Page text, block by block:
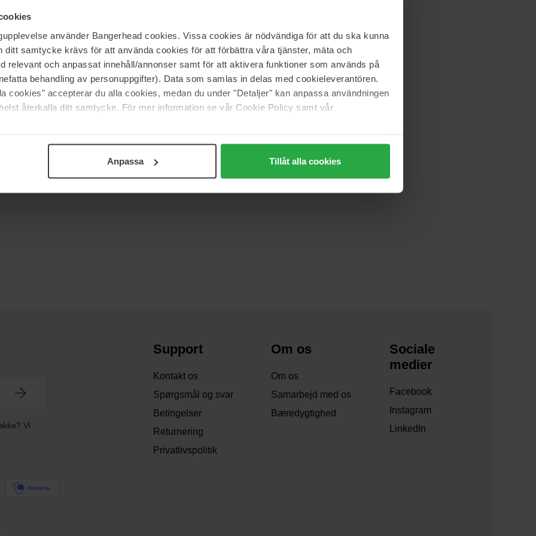
använder Bangerhead cookies. Vissa cookies är nödvändiga för att du ska kunna
ditt samtycke krävs för att använda cookies för att förbättra våra tjänster, mäta och
relevant och anpassat innehåll/annonser samt för att aktivera funktioner som används på
behandling av personuppgifter). Data som samlas in delas med cookieleverantören.
cookies" accepterar du alla cookies, medan du under "Detaljer" kan anpassa användningen
återkalla ditt samtycke. För mer information se vår Cookie Policy samt vår
Anpassa Tillåt alla cookies
WRAPSTAR, som kombinerer hårelastikker og et
Vi
Support
Kontakt os
Spørgsmål og svar
Betingelser
Returnering
Privatlivspolitik
Om os
Om os
Samarbejd med os
Bæredygtighed
Sociale
medier
Facebook
Instagram
LinkedIn